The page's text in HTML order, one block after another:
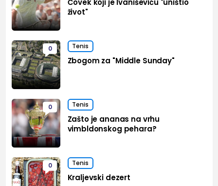
Čovek koji je Ivaniševiću "uništio
život"
0 Tenis
Zbogom za "Middle Sunday"
0 Tenis
Zašto je ananas na vrhu
vimbldonskog pehara?
0 Tenis
Kraljevski dezert